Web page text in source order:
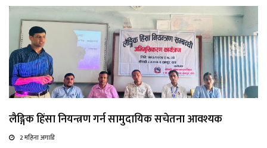
लैङ्गिक हिंसा नियन्त्रण गर्न सामुदायिक सचेतना आवश्यक
2 महिना अगाडि